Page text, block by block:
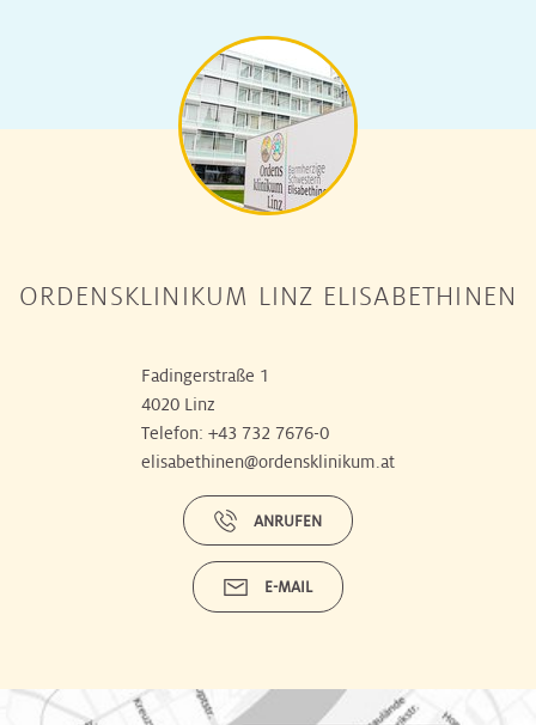
ORDENSKLINIKUM LINZ ELISABETHINEN
Fadingerstraße 1
4020 Linz
Telefon: +43 732 7676-0
elisabethinen@ordensklinikum.at
ANRUFEN
E-MAIL